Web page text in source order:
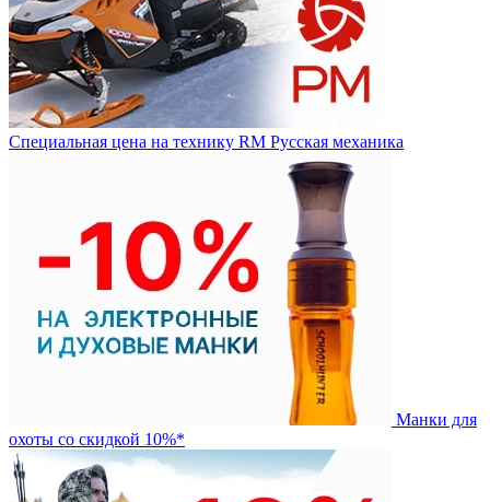
Специальная цена на технику RM Русская механика
Манки для
охоты со скидкой 10%*